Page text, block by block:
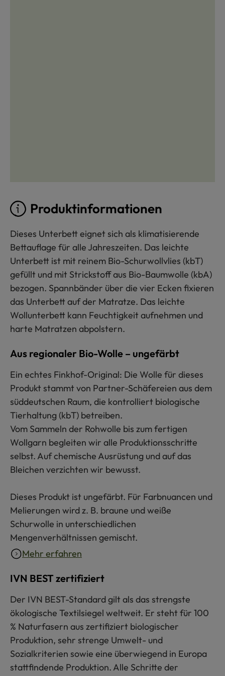
Produktinformationen
Dieses Unterbett eignet sich als klimatisierende
Bettauflage für alle Jahreszeiten. Das leichte
Unterbett ist mit reinem Bio-Schurwollvlies (kbT)
gefüllt und mit Strickstoff aus Bio-Baumwolle (kbA)
bezogen. Spannbänder über die vier Ecken fixieren
das Unterbett auf der Matratze. Das leichte
Wollunterbett kann Feuchtigkeit aufnehmen und
harte Matratzen abpolstern.
Aus regionaler Bio-Wolle – ungefärbt
Ein echtes Finkhof-Original: Die Wolle für dieses
Produkt stammt von Partner-Schäfereien aus dem
süddeutschen Raum, die kontrolliert biologische
Tierhaltung (kbT) betreiben.
Vom Sammeln der Rohwolle bis zum fertigen
Wollgarn begleiten wir alle Produktionsschritte
selbst. Auf chemische Ausrüstung und auf das
Bleichen verzichten wir bewusst.
Dieses Produkt ist ungefärbt. Für Farbnuancen und
Melierungen wird z. B. braune und weiße
Schurwolle in unterschiedlichen
Mengenverhältnissen gemischt.
Mehr erfahren
IVN BEST zertifiziert
Der IVN BEST-Standard gilt als das strengste
ökologische Textilsiegel weltweit. Er steht für 100
% Naturfasern aus zertifiziert biologischer
Produktion, sehr strenge Umwelt- und
Sozialkriterien sowie eine überwiegend in Europa
stattfindende Produktion. Alle Schritte der